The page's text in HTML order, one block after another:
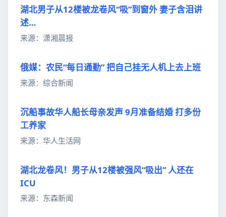
湖北男子从12楼被龙卷风“吸”到窗外 妻子含泪讲
述…
来源：潇湘晨报
俄媒：农民“每日通勤” 把自己挂无人机上去上班
来源：综合新闻
沉船事故华人船长母亲发声 9月准备结婚 打多份
工养家
来源：华人生活网
湖北龙卷风！男子从12楼被强风“吸出” 人还在
ICU
来源：东森新闻